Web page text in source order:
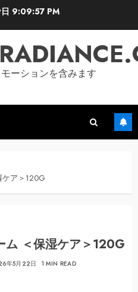
9:09:58 PM
ーションを含みます
ア＞120G
ム ＜保湿ケア＞120G
年5月22日 1 MIN READ